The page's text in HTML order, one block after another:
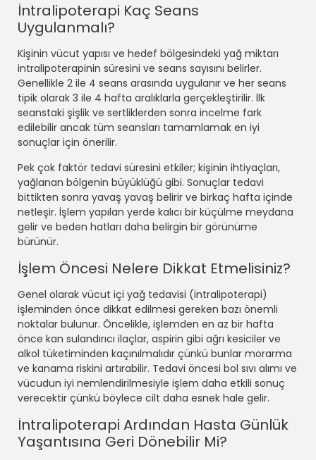
İntralipoterapi Kaç Seans
Uygulanmalı?
Kişinin vücut yapısı ve hedef bölgesindeki yağ miktarı
intralipoterapinin süresini ve seans sayısını belirler.
Genellikle 2 ile 4 seans arasında uygulanır ve her seans
tipik olarak 3 ile 4 hafta aralıklarla gerçekleştirilir. İlk
seanstaki şişlik ve sertliklerden sonra incelme fark
edilebilir ancak tüm seansları tamamlamak en iyi
sonuçlar için önerilir.
Pek çok faktör tedavi süresini etkiler; kişinin ihtiyaçları,
yağlanan bölgenin büyüklüğü gibi. Sonuçlar tedavi
bittikten sonra yavaş yavaş belirir ve birkaç hafta içinde
netleşir. İşlem yapılan yerde kalıcı bir küçülme meydana
gelir ve beden hatları daha belirgin bir görünüme
bürünür.
İşlem Öncesi Nelere Dikkat Etmelisiniz?
Genel olarak vücut içi yağ tedavisi (intralipoterapi)
işleminden önce dikkat edilmesi gereken bazı önemli
noktalar bulunur. Öncelikle, işlemden en az bir hafta
önce kan sulandırıcı ilaçlar, aspirin gibi ağrı kesiciler ve
alkol tüketiminden kaçınılmalıdır çünkü bunlar morarma
ve kanama riskini artırabilir. Tedavi öncesi bol sıvı alımı ve
vücudun iyi nemlendirilmesiyle işlem daha etkili sonuç
verecektir çünkü böylece cilt daha esnek hale gelir.
İntralipoterapi Ardından Hasta Günlük
Yaşantısına Geri Dönebilir Mi?